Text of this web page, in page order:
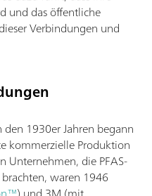
und das öffentliche
Verbindungen und
1930er Jahren begann
kommerzielle Produktion
Unternehmen, die PFAS-
waren 1946